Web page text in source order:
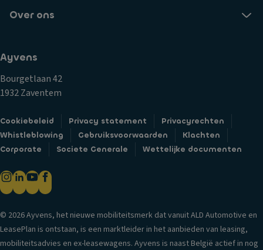
Over ons
Ayvens
Bourgetlaan 42
1932 Zaventem
Cookiebeleid Privacy statement
Privacyrechten
Whistleblowing
Gebruiksvoorwaarden
Klachten
Corporate
Societe Generale Wettelijke documenten
© 2026 Ayvens, het nieuwe mobiliteitsmerk dat vanuit ALD Automotive en
LeasePlan is ontstaan, is een marktleider in het aanbieden van leasing,
mobiliteitsadvies en ex-leasewagens. Ayvens is naast België actief in nog